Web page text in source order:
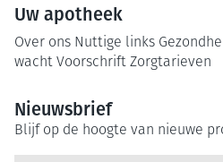
Uw apotheek
Over ons Nuttige links
wacht Voorschrift Zorgtarieven
Nieuwsbrief
Blijf op de hoogte van nieuwe